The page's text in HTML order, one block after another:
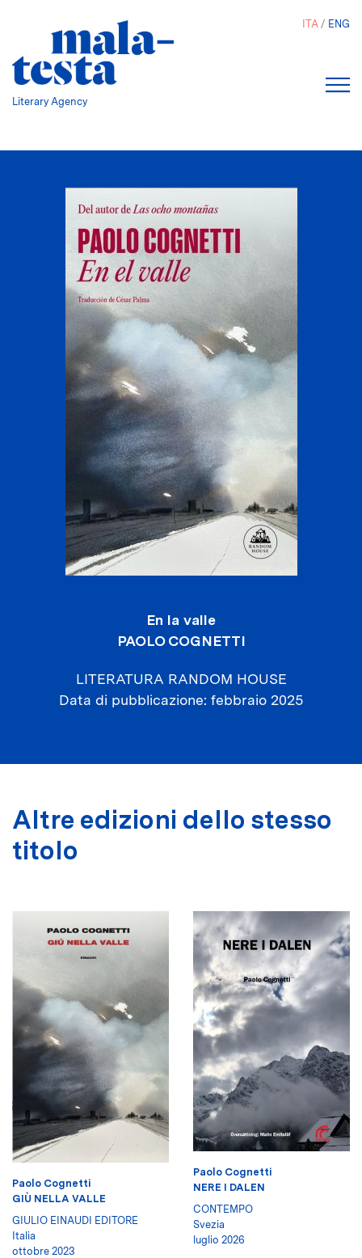
Literary Agency
ITA ENG
En la valle
PAOLO COGNETTI
LITERATURA RANDOM HOUSE
Data di pubblicazione febbraio 2025
Altre edizioni dello stesso
titolo
Paolo Cognetti
GIÙ NELLA VALLE
GIULIO EINAUDI EDITORE
Italia
ottobre 2023
Paolo Cognetti
NERE I DALEN
CONTEMPO
Svezia
luglio 2026